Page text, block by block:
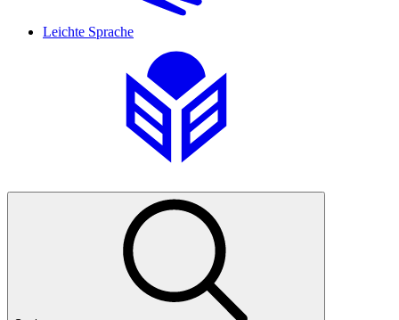
Leichte Sprache